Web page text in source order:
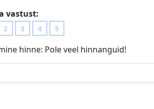
vastust:
2 3 4 5
hinne: Pole veel hinnanguid!